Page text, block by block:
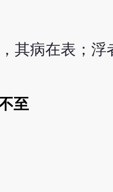
其病在表；浮
至